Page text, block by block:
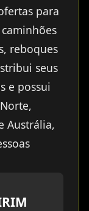
para
reboques
seus
e possui
Austrália,